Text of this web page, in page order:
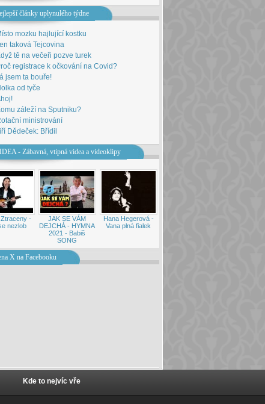
články uplynulého týdne
mozku hajlující kostku
taková Tejcovina
tě na večeři pozve turek
registrace k očkování na Covid?
jsem ta bouře!
od tyče
záleží na Sputniku?
ministrování
Dědeček: Břídil
- Zábavná, vtipná videa a videoklipy
Hana Hegerová -
Vana plná fialek
JAK SE VÁM
DEJCHÁ - HYMNA
2021 - Babiš
SONG
-
nezlob
X na Facebooku
Kde to nejvíc vře